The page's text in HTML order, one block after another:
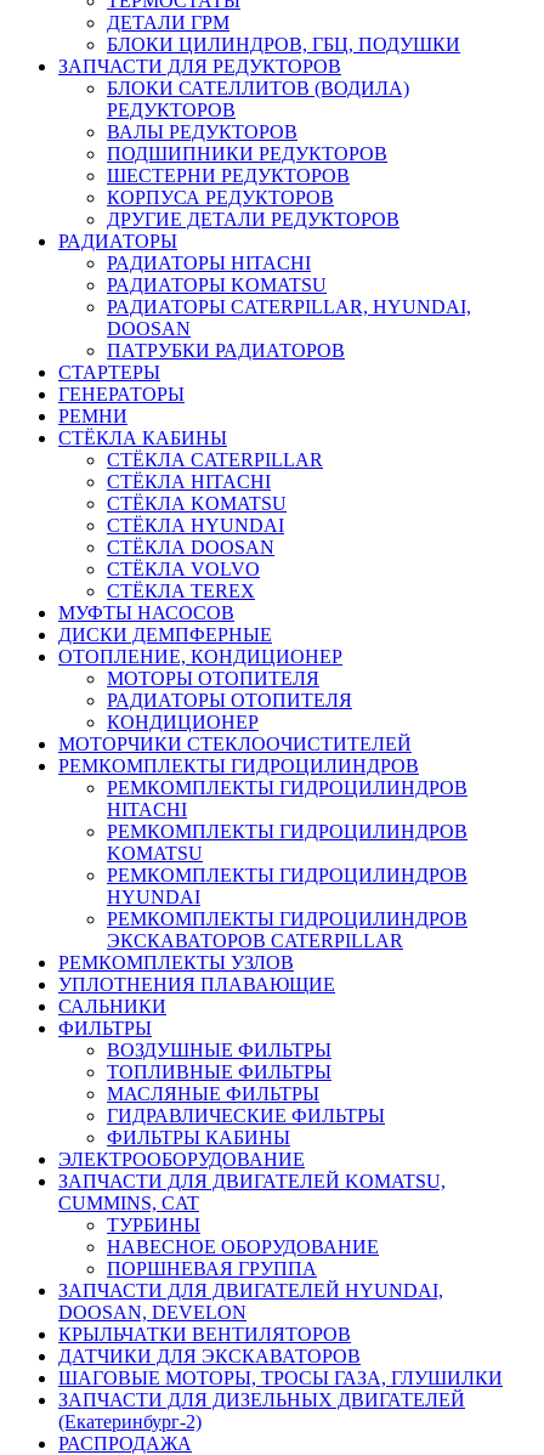
ДЕТАЛИ ГРМ
БЛОКИ ЦИЛИНДРОВ, ГБЦ, ПОДУШКИ
ЗАПЧАСТИ ДЛЯ РЕДУКТОРОВ
БЛОКИ САТЕЛЛИТОВ (ВОДИЛА)
РЕДУКТОРОВ
ВАЛЫ РЕДУКТОРОВ
ПОДШИПНИКИ РЕДУКТОРОВ
ШЕСТЕРНИ РЕДУКТОРОВ
КОРПУСА РЕДУКТОРОВ
ДРУГИЕ ДЕТАЛИ РЕДУКТОРОВ
РАДИАТОРЫ
РАДИАТОРЫ HITACHI
РАДИАТОРЫ KOMATSU
РАДИАТОРЫ CATERPILLAR, HYUNDAI,
DOOSAN
ПАТРУБКИ РАДИАТОРОВ
СТАРТЕРЫ
ГЕНЕРАТОРЫ
РЕМНИ
СТЁКЛА КАБИНЫ
СТЁКЛА CATERPILLAR
СТЁКЛА HITACHI
СТЁКЛА KOMATSU
СТЁКЛА HYUNDAI
СТЁКЛА DOOSAN
СТЁКЛА VOLVO
СТЁКЛА TEREX
МУФТЫ НАСОСОВ
ДИСКИ ДЕМПФЕРНЫЕ
ОТОПЛЕНИЕ, КОНДИЦИОНЕР
МОТОРЫ ОТОПИТЕЛЯ
РАДИАТОРЫ ОТОПИТЕЛЯ
КОНДИЦИОНЕР
МОТОРЧИКИ СТЕКЛООЧИСТИТЕЛЕЙ
РЕМКОМПЛЕКТЫ ГИДРОЦИЛИНДРОВ
РЕМКОМПЛЕКТЫ ГИДРОЦИЛИНДРОВ
HITACHI
РЕМКОМПЛЕКТЫ ГИДРОЦИЛИНДРОВ
KOMATSU
РЕМКОМПЛЕКТЫ ГИДРОЦИЛИНДРОВ
HYUNDAI
РЕМКОМПЛЕКТЫ ГИДРОЦИЛИНДРОВ
ЭКСКАВАТОРОВ CATERPILLAR
РЕМКОМПЛЕКТЫ УЗЛОВ
УПЛОТНЕНИЯ ПЛАВАЮЩИЕ
САЛЬНИКИ
ФИЛЬТРЫ
ВОЗДУШНЫЕ ФИЛЬТРЫ
ТОПЛИВНЫЕ ФИЛЬТРЫ
МАСЛЯНЫЕ ФИЛЬТРЫ
ГИДРАВЛИЧЕСКИЕ ФИЛЬТРЫ
ФИЛЬТРЫ КАБИНЫ
ЭЛЕКТРООБОРУДОВАНИЕ
ЗАПЧАСТИ ДЛЯ ДВИГАТЕЛЕЙ KOMATSU,
CUMMINS, CAT
ТУРБИНЫ
НАВЕСНОЕ ОБОРУДОВАНИЕ
ПОРШНЕВАЯ ГРУППА
ЗАПЧАСТИ ДЛЯ ДВИГАТЕЛЕЙ HYUNDAI,
DOOSAN, DEVELON
КРЫЛЬЧАТКИ ВЕНТИЛЯТОРОВ
ДАТЧИКИ ДЛЯ ЭКСКАВАТОРОВ
ШАГОВЫЕ МОТОРЫ, ТРОСЫ ГАЗА, ГЛУШИЛКИ
ЗАПЧАСТИ ДЛЯ ДИЗЕЛЬНЫХ ДВИГАТЕЛЕЙ
(Екатеринбург-2)
РАСПРОДАЖА